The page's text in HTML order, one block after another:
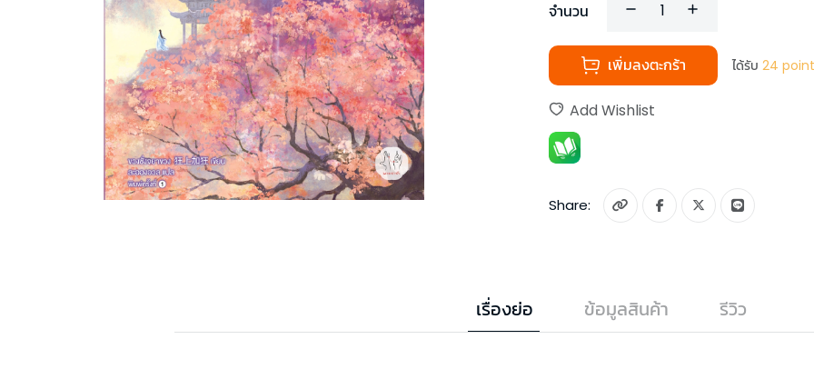
จำนวน
เพิ่มลงตะกร้า ได้รับ 24
Add Wishlist
Share:
เรื่องย่อ ข้อมูลสินค้า รีวิว